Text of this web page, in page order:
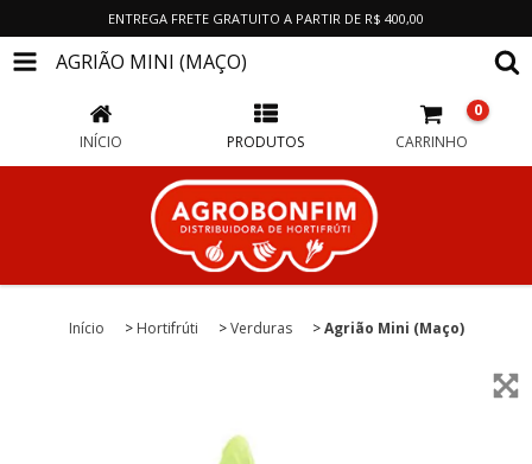
ENTREGA FRETE GRATUITO A PARTIR DE R$ 400,00
AGRIÃO MINI (MAÇO)
INÍCIO PRODUTOS CARRINHO
0
Início > Hortifrúti > Verduras > Agrião Mini (Maço)